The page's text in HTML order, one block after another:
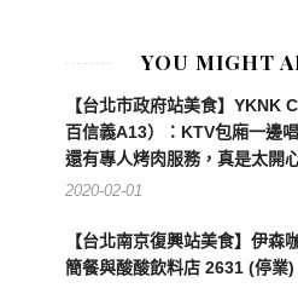
YOU MIGHT
【台北市政府站美食】YKNK
百信義A13）：KTV包廂一邊
還有專人烤肉服務，真是太開
2020-02-01
【台北南京復興站美食】伊森
簡餐與酸酸飲料店 2631 (停業)